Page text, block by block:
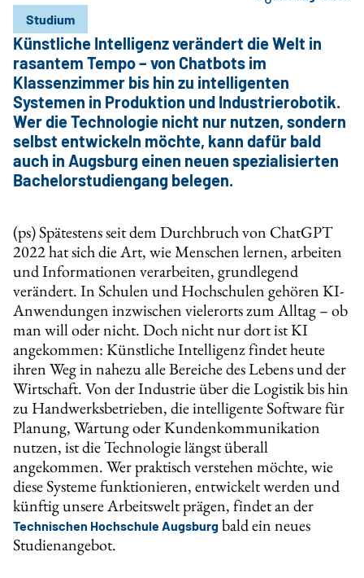
Studium
Künstliche Intelligenz verändert die Welt in
rasantem Tempo – von Chatbots im
Klassenzimmer bis hin zu intelligenten
Systemen in Produktion und Industrierobotik.
Wer die Technologie nicht nur nutzen, sondern
selbst entwickeln möchte, kann dafür bald
auch in Augsburg einen neuen spezialisierten
Bachelorstudiengang belegen.
(ps) Spätestens seit dem Durchbruch von ChatGPT
2022 hat sich die Art, wie Menschen lernen, arbeiten
und Informationen verarbeiten, grundlegend
verändert. In Schulen und Hochschulen gehören KI-
Anwendungen inzwischen vielerorts zum Alltag – ob
man will oder nicht. Doch nicht nur dort ist KI
angekommen: Künstliche Intelligenz findet heute
ihren Weg in nahezu alle Bereiche des Lebens und der
Wirtschaft. Von der Industrie über die Logistik bis hin
zu Handwerksbetrieben, die intelligente Software für
Planung, Wartung oder Kundenkommunikation
nutzen, ist die Technologie längst überall
angekommen. Wer praktisch verstehen möchte, wie
diese Systeme funktionieren, entwickelt werden und
künftig unsere Arbeitswelt prägen, findet an der
Technischen Hochschule Augsburg bald ein neues
Studienangebot.